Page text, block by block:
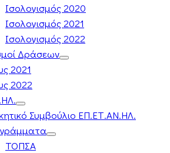
Ισολογισμός 2020
Ισολογισμός 2021
Ισολογισμός 2022
Δράσεων
2021
2022
Συμβούλιο ΕΠ.ΕΤ.ΑΝ.ΗΛ.
ΤΟΠΣΑ